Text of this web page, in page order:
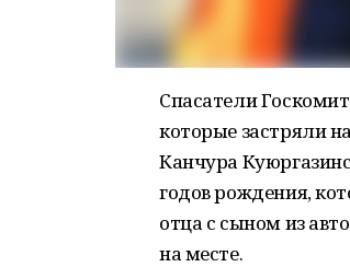
Спасатели
которые застряли
Канчура
годов рождения,
отца с сыном из
на месте.